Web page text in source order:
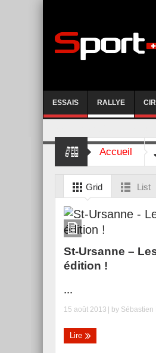
ESSAIS RALLYE
Accueil
Grid List
St-Ursanne –
édition !
...
15 août 2013 | by Sébastien
Lire